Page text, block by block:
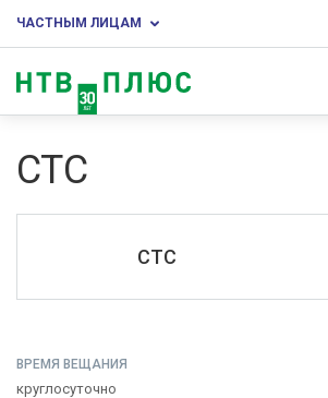
ЧАСТНЫМ ЛИЦАМ
СТС
СТС
ВРЕМЯ ВЕЩАНИЯ
круглосуточно